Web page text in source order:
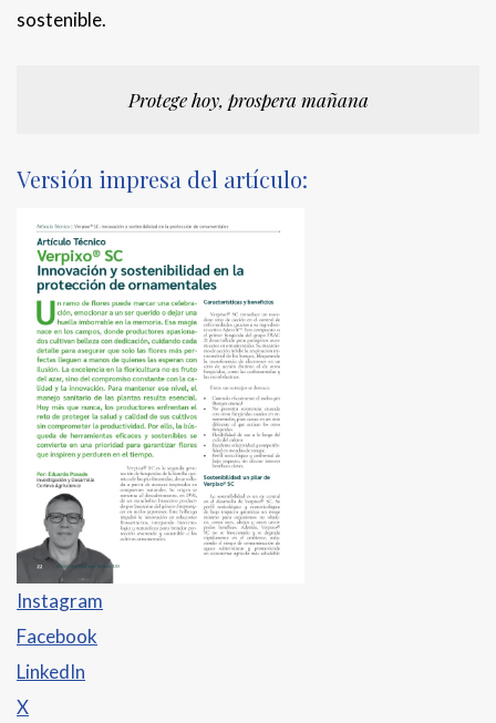
sostenible.
Protege hoy, prospera mañana
Versión impresa del artículo:
Instagram
Facebook
LinkedIn
X